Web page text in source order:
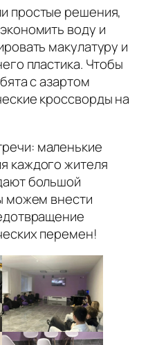
простые решения,
воду и
макулатуру и
пластика. Чтобы
с азартом
кроссворды на
маленькие
каждого жителя
большой
можем внести
перемен!